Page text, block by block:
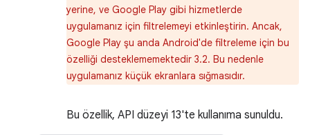
yerine, ve Google Play gibi hizmetlerde
uygulamanız için filtrelemeyi etkinleştirin. Ancak,
Google Play şu anda Android'de filtreleme için bu
özelliği desteklememektedir 3.2. Bu nedenle
uygulamanız küçük ekranlara sığmasıdır.
Bu özellik, API düzeyi 13'te kullanıma sunuldu.